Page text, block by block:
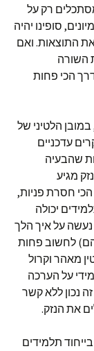
רק על
סופינו יהיה
התוצאות. ואם
השורה
הכי פחות
הלטיני של
עדכניים
שהבעיה
מגיע
חסרת פניות,
יכולה
נעשה על איך הלך
לחשוב פחות
מאהר וקרול
על הערכה
נכון ללא קשר
את הנזק.
תלמידים